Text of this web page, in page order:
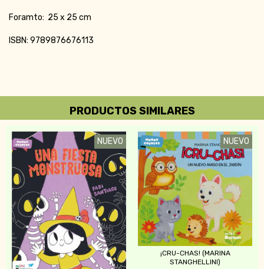
Foramto: 25 x 25 cm
ISBN: 9789876676113
PRODUCTOS SIMILARES
NUEVO NUEVO
¡CRU-CHAS! (MARINA
STANGHELLINI)